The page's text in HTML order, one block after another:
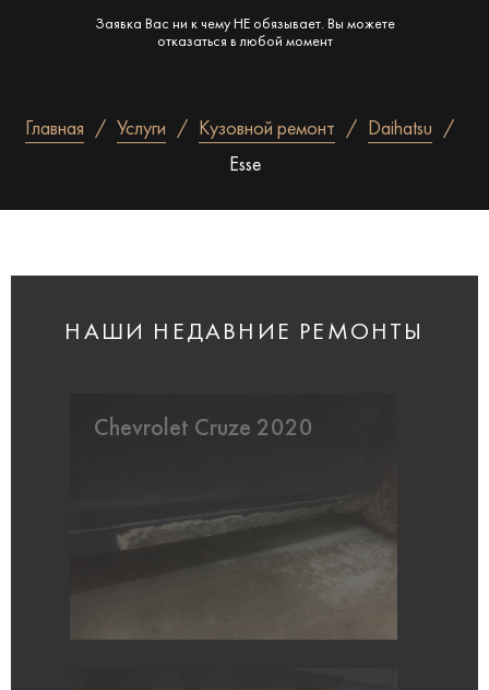
Заявка Вас ни к чему НЕ обязывает. Вы можете
отказаться в любой момент
Главная Услуги Кузовной ремонт
Daihatsu
Esse
НАШИ НЕДАВНИЕ РЕМОНТЫ
Chevrolet Cruze 2020